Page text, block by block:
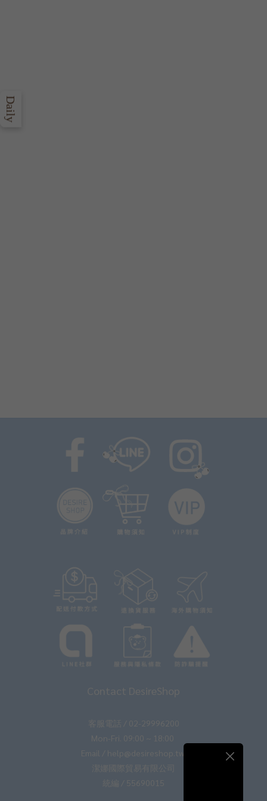
Contact DesireShop
客服電話 / 02-29996200
Mon-Fri. 09:00 ~ 18:00
Email / help@desireshop.tw
潔娜國際貿易有限公司
統編 / 55690015
Daily